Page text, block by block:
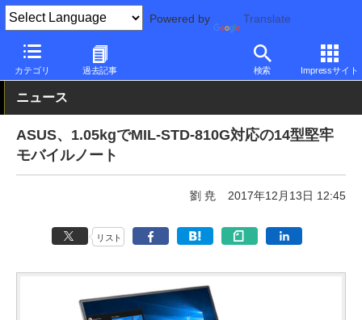
Powered by Translate
カテゴリ 過去記事 検索 Impressサイト
PC Watch パソコン/タブレット/スマートフォン モバイルノート
ニュース
ASUS、1.05kgでMIL-STD-810G対応の14型堅牢
モバイルノート
劉 尭 2017年12月13日 12:45
リスト